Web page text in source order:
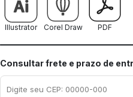
Illustrator Corel Draw PDF
Consultar frete e prazo de